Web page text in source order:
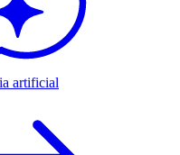
artificial